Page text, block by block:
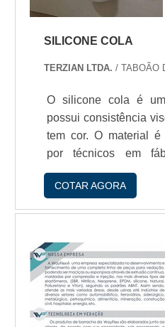
SILICONE COLA
TERZIAN LTDA./ TABOÃO
O silicone cola é
possui consistência
tem cor. O material é
por técnicos em
arremate e fixaçío de
por pessoas comuns
domésticos.Outra
o artesanato. Ele pode
por artesíos para a
diversas categorias
como: Madeira; Papel;
Couro; Espuma...
COTAR AGORA